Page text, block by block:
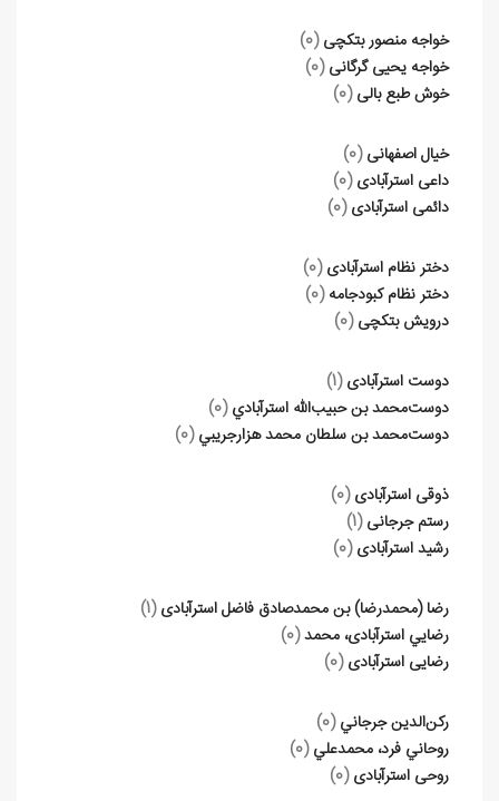
خواجه منصور بتکچی (0)
خواجه یحیی گرگانی (0)
خوش طبع بالی (0)
خیال اصفهانی (0)
داعی استرآبادی (0)
دائمی استرآبادی (0)
دختر نظام استرآبادی (0)
دختر نظام کبودجامه (0)
درویش بتکچی (0)
دوست استرآبادی (1)
دوست‌محمد بن حبيب‌الله استرآبادي (0)
دوست‌محمد بن سلطان محمد هزارجريبي (0)
ذوقی استرآبادی (0)
رستم جرجانی (1)
رشید استرآبادی (0)
رضا (محمدرضا) بن محمدصادق فاضل استرآبادی (1)
رضايي استرآبادی، محمد(0)
رضایی استرآبادی (0)
ركن‌الدين جرجاني (0)
روحاني فرد، محمدعلي (0)
روحی استرآبادی (0)